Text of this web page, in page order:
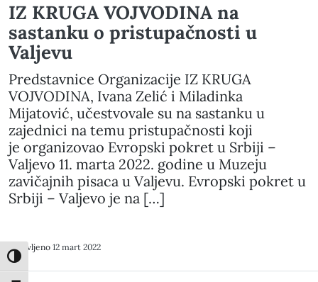
Toggle High Contrast
IZ KRUGA VOJVODINA na
sastanku o pristupačnosti u
Valjevu
Predstavnice Organizacije IZ KRUGA
VOJVODINA, Ivana Zelić i Miladinka
Mijatović, učestvovale su na sastanku u
zajednici na temu pristupačnosti koji
je organizovao Evropski pokret u Srbiji –
Valjevo 11. marta 2022. godine u Muzeju
zavičajnih pisaca u Valjevu. Evropski pokret u
Srbiji – Valjevo je na […]
Objavljeno 12 mart 2022